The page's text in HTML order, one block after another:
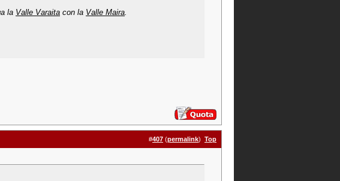
la Valle Varaita con la Valle Maira.
#407 (permalink) Top